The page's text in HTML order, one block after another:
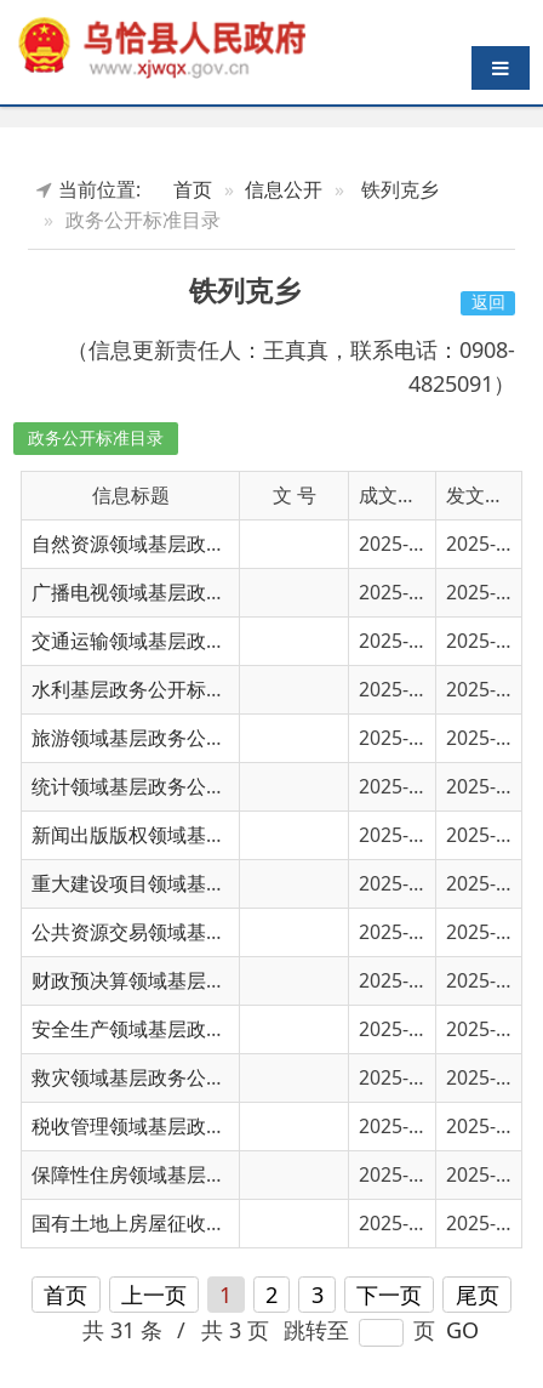
导航切换
政务公开标准目录
铁列克乡
（信息更新责任人：王真真，联系电话：0908-
4825091）
信息标题
2025-01-30
广播电视领域基层政务公开事项目录 2025-01-30
2025-01-30
交通运输领域基层政务公开事项目录
2025-01-30
2025-01-30
水利基层政务公开标准目录
旅游领域基层政务公开标准目录 2025-01-30 2025-01-30
统计领域基层政务公开标准目录 2025-01-30 2025-01-30
新闻出版版权领域基层政务公开标准目录 2025-01-30
2025-01-30
重大建设项目领域基层政务公开标准目录
2025-01-29 2025-01-29
公共资源交易领域基层政务公开标准目录 2025-01-29 2025-01-29
财政预决算领域基层政务公开标准目录 2025-01-29 2025-01-29
安全生产领域基层政务公开标准目录 2025-01-29 2025-01-29
救灾领域基层政务公开标准目录 2025-01-29
2025-01-29
税收管理领域基层政务公开标准目录
保障性住房领域基层政务公开标准目录 2025-01-29 2025-01-29
国有土地上房屋征收与补偿领域基层政务公开... 2025-01-29 2025-01-29
首页 上一页 1 2 3 下一页
尾页
共 31 条 / 共 3 页 页 GO
主办：新疆乌恰县人民政府办公室承办：新疆乌恰县政务服务
政府网站标识码：6530240001新公网安备65302402000101号
地 址：新疆克州乌恰县光明路1号
联系电话：0908-4621030